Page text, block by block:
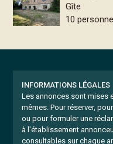
Gîte
10
INFORMATIONS LÉGALES
Les annonces sont mises
mêmes. Pour réserver,
ou pour formuler une
à l'établissement
consultables sur chaque